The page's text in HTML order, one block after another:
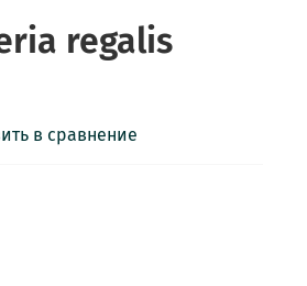
regalis
в сравнение